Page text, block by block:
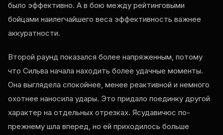
было эффективно. А в бою между рейтинговыми
бойцами наилегчайшего веса эффективность важнее
аккуратности.
Второй раунд показался более напряженным, потому
что Сильва начала находить более удачные моменты.
Она выглядела спокойнее, менее реактивной и немного
охотнее наносила удары. Это придало поединку другой
характер на отдельных отрезках. Ясудавичюс по-
прежнему шла вперед, но ей приходилось больше